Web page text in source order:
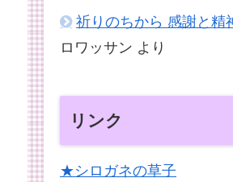
祈りのちから 感謝と精
ロワッサン より
リンク
★シロガネの草子